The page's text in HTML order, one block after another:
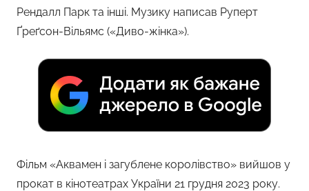
Рендалл Парк та інші. Музику написав Руперт
Ґреґсон-Вільямс («Диво-жінка»).
Фільм «Аквамен і загублене королівство» вийшов у
прокат в кінотеатрах України 21 грудня 2023 року.